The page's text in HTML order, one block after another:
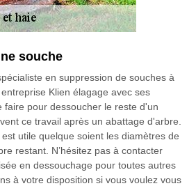
souche
en suppression de souches à
Klien élagage avec ses
faire pour dessoucher le reste d'un
ce travail après un abattage d'arbre.
utile quelque soient les diamètres de
restant. N’hésitez pas à contacter
en dessouchage pour toutes autres
à votre disposition si vous voulez vous